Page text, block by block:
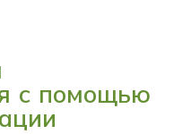
с помощью